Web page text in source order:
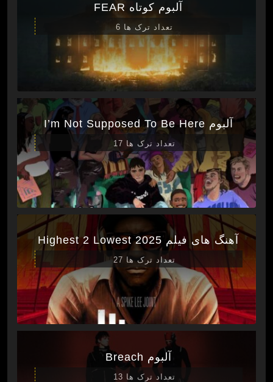
آلبوم کوتاه FEAR
تعداد ترک ها 6
آلبوم I’m Not Supposed To Be Here
تعداد ترک ها 17
آهنگ های فیلم Highest 2 Lowest 2025
تعداد ترک ها 27
آلبوم Breach
تعداد ترک ها 13